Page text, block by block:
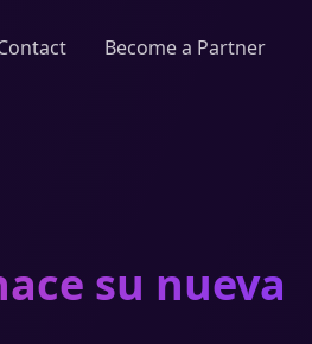
Become a Partner
su nueva